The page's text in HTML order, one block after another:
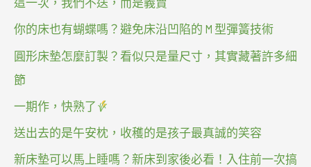
你的床也有蝴蝶嗎？避免床沿凹陷的 M 型彈簧技術
圓形床墊怎麼訂製？看似只是量尺寸，其實藏著許多細
節
一期作，快熟了
送出去的是午安枕，收穫的是孩子最真誠的笑容
新床墊可以馬上睡嗎？新床到家後必看！入住前一次搞